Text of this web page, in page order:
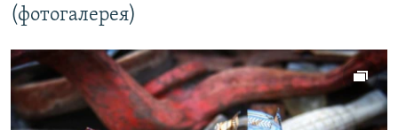
(фотогалерея)